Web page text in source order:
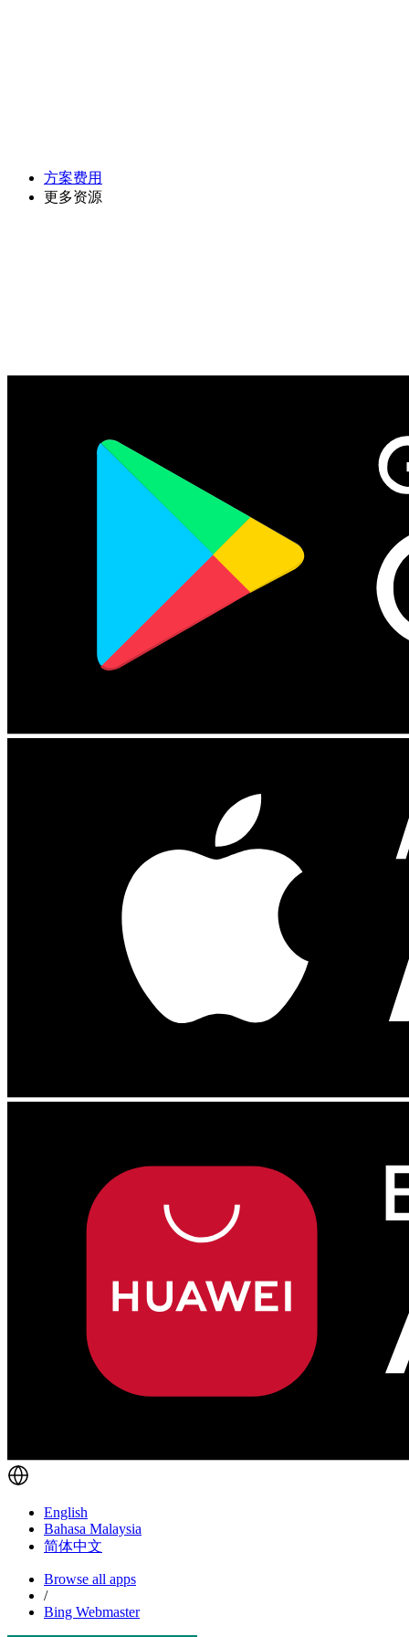
方案费用
更多资源
English
Bahasa Malaysia
简体中文
Browse all apps
/
Bing Webmaster